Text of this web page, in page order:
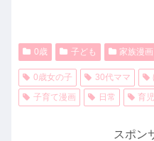
0歳 子ども 家族漫画
0歳女の子 30代ママ
子育て漫画
日常 育
スポン